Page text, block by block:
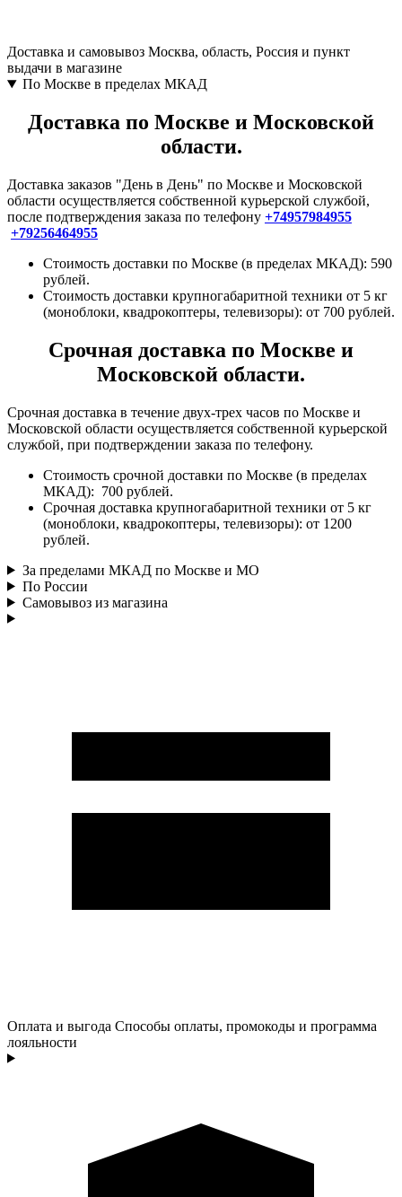
Доставка и самовывоз Москва, область, Россия и пункт
выдачи в магазине
По Москве в пределах МКАД
Доставка по Москве и Московской
области.
Доставка заказов "День в День" по Москве и Московской
области осуществляется собственной курьерской службой,
после подтверждения заказа по телефону +74957984955
+79256464955
Стоимость доставки по Москве (в пределах МКАД): 590
рублей.
Стоимость доставки крупногабаритной техники от 5 кг
(моноблоки, квадрокоптеры, телевизоры): от 700 рублей.
Срочная доставка по Москве и
Московской области.
Срочная доставка в течение двух-трех часов по Москве и
Московской области осуществляется собственной курьерской
службой, при подтверждении заказа по телефону.
Стоимость срочной доставки по Москве (в пределах
МКАД): 700 рублей.
Срочная доставка крупногабаритной техники от 5 кг
(моноблоки, квадрокоптеры, телевизоры): от 1200
рублей.
За пределами МКАД по Москве и МО
По России
Самовывоз из магазина
Оплата и выгода Способы оплаты, промокоды и программа
лояльности